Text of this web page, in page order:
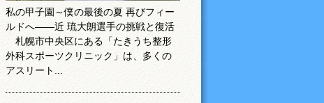
私の甲子園～僕の最後の夏 再びフィー
ルドへ――近 琉大朗選手の挑戦と復活
札幌市中央区にある「たきうち整形
外科スポーツクリニック」は、多くの
アスリート...